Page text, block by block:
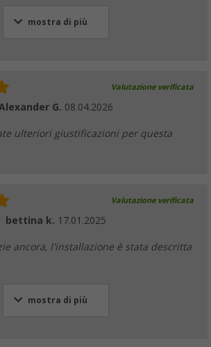
mostra di più
Valutazione verificata
G. 08.04.2026
ulteriori giustificazioni per questa
Valutazione verificata
bettina k. 17.01.2025
ancora, l'installazione è stata descritta
mostra di più